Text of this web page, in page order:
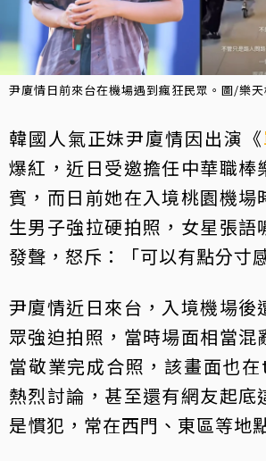
尹廈情日前來台在機場遇到瘋狂民眾。圖/樂
韓國人氣正妹尹廈情因出演《
爆紅，近日受邀擔任中華職棒
賓，而日前她在入境桃園機場
生男子強拉硬拍照，女星張語
發聲，怒斥：「可以有點分寸
尹廈情近日來台，入境機場後
眾強迫拍照，當時場面相當混
當敬業完成合照，該畫面也
熱烈討論，甚至還有網友起底
是慣犯，常在西門、東區等地